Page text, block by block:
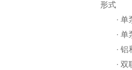
形式
· 单
· 单泵
· 铝
· 双联